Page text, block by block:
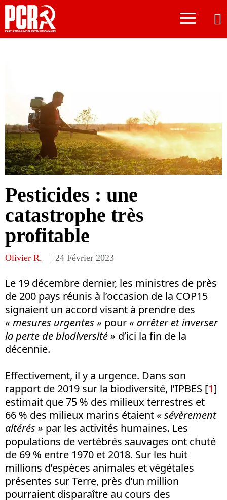
≡
Pesticides : une
catastrophe très
profitable
Olivier R. 24 Février 2023
Le 19 décembre dernier, les ministres de près
de 200 pays réunis à l’occasion de la COP15
signaient un accord visant à prendre des
« mesures urgentes » pour « arrêter et inverser
la perte de biodiversité » d’ici la fin de la
décennie.
Effectivement, il y a urgence. Dans son
rapport de 2019 sur la biodiversité, l’IPBES [1]
estimait que 75 % des milieux terrestres et
66 % des milieux marins étaient « sévèrement
altérés » par les activités humaines. Les
populations de vertébrés sauvages ont chuté
de 69 % entre 1970 et 2018. Sur les huit
millions d’espèces animales et végétales
présentes sur Terre, près d’un million
pourraient disparaître au cours des